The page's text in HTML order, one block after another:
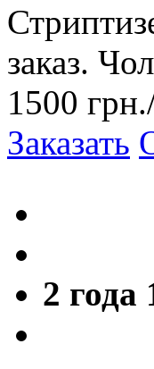
заказ.
1500 грн.
Заказать
2 года